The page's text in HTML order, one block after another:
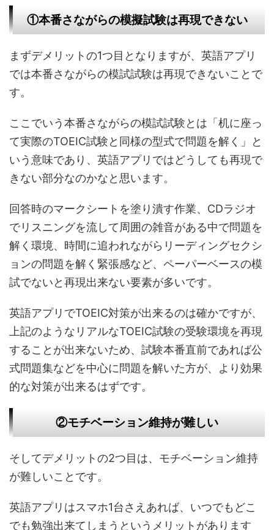
①本番さながらの模擬試験は再現できない
まずデメリットの1つ目となりますが、英語アプリ
では本番さながらの模試試験は再現できないことで
す。
ここでいう本番さながらの模試試験とは「机に座っ
て実際のTOEIC試験と同様の型式で問題を解く」と
いう意味であり、英語アプリではどうしても再現で
きない部分なのかなと思います。
回答時のマークシートを塗り潰す作業、CDラジオ
でリスニングを流して周囲の雑音がある中で問題を
解く環境、時間に追われながらリーディングセクシ
ョンの問題を解く緊張感など、ペーパーベースの模
試でないと再現出来ない要素が多いです。
英語アプリでTOEIC対策が出来るのは確かですが、
上記のようなリアルなTOEIC試験の受験環境を再現
することが出来ないため、試験本番直前であれば公
式問題集などを中心に問題を解いた方が、より効果
的な対策が出来るはずです。
②モチベーション維持が難しい
そしてデメリットの2つ目は、モチベーション維持
が難しいことです。
英語アプリはスマホ1台さえあれば、いつでもどこ
でも勉強出来てしまうというメリットがあります